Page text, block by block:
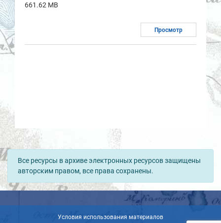
661.62 MB
Просмотр
Все ресурсы в архиве электронных ресурсов защищены
авторским правом, все права сохранены.
Условия использования материалов